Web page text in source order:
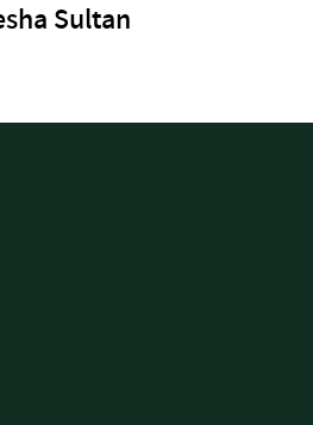
Sultan